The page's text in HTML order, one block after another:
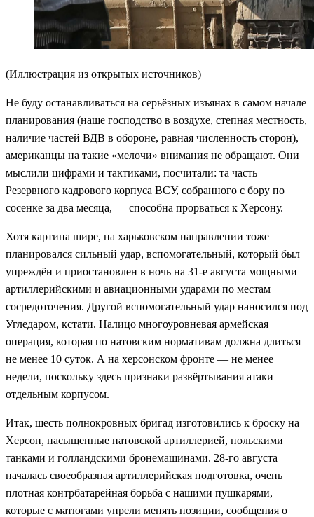
(Иллюстрация из открытых источников)
Не буду останавливаться на серьёзных изъянах в самом начале
планирования (наше господство в воздухе, степная местность,
наличие частей ВДВ в обороне, равная численность сторон),
американцы на такие «мелочи» внимания не обращают. Они
мыслили цифрами и тактиками, посчитали: та часть
Резервного кадрового корпуса ВСУ, собранного с бору по
сосенке за два месяца, — способна прорваться к Херсону.
Хотя картина шире, на харьковском направлении тоже
планировался сильный удар, вспомогательный, который был
упреждён и приостановлен в ночь на 31-е августа мощными
артиллерийскими и авиационными ударами по местам
сосредоточения. Другой вспомогательный удар наносился под
Угледаром, кстати. Налицо многоуровневая армейская
операция, которая по натовским нормативам должна длиться
не менее 10 суток. А на херсонском фронте — не менее
недели, поскольку здесь признаки развёртывания атаки
отдельным корпусом.
Итак, шесть полнокровных бригад изготовились к броску на
Херсон, насыщенные натовской артиллерией, польскими
танками и голландскими бронемашинами. 28-го августа
началась своеобразная артиллерийская подготовка, очень
плотная контрбатарейная борьба с нашими пушкарями,
которые с матюгами упрели менять позиции, сообщения о